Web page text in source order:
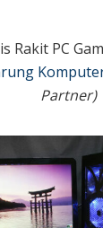
Rakit PC
Partner)